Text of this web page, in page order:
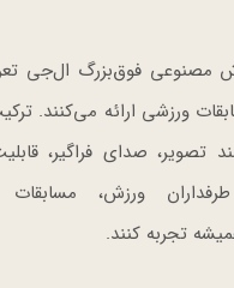
مصنوعی فوق‌بزرگ ال‌جی
ورزشی ارائه می‌کنند.
تصویر، صدای فراگیر،
ورزش، مسابقات
تجربه کنند.